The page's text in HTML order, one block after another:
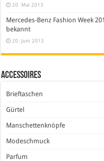
20. Mai 2013
Mercedes-Benz Fashion Week
bekannt
20. Juni 2013
Accessoires
Brieftaschen
Gürtel
Manschettenknöpfe
Modeschmuck
Parfum